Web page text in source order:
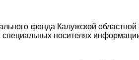
фонда Калужской
специальных носителях